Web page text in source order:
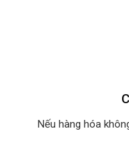
Nếu hàng hóa